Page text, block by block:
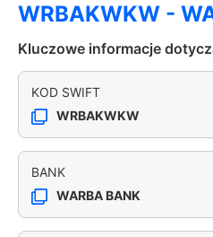
WRBAKWKW -
Kluczowe informacje
KOD SWIFT
WRBAKWKW
BANK
WARBA BANK